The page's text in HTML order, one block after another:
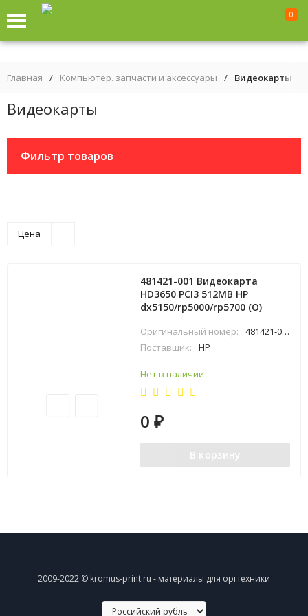
0
Главная / Компьютер. запчасти и аксессуары / Видеокарты
Видеокарты
Фильтр товаров
Цена
481421-001 Видеокарта
HD3650 PCI3 512MB HP
dx5150/rp5000/rp5700 (O)
Оригинальный номер:
481421-001
Поставщик:
HP
Нет в наличии
0₽
В корзину
2009-2022 © kromus-print.ru - материалы для оргтехники